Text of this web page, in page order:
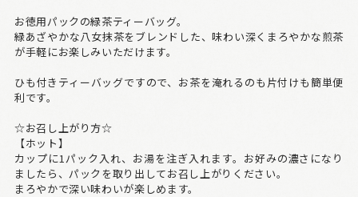
お徳用パックの緑茶ティーバッグ。
緑あざやかな八女抹茶をブレンドした、味わい深くまろやかな煎茶
が手軽にお楽しみいただけます。
ひも付きティーバッグですので、お茶を淹れるのも片付けも簡単便
利です。
☆お召し上がり方☆
【ホット】
カップに1パック入れ、お湯を注ぎ入れます。お好みの濃さになり
ましたら、パックを取り出してお召し上がりください。
まろやかで深い味わいが楽しめます。